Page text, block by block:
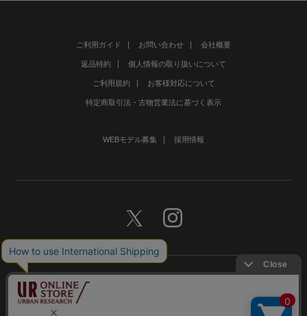
ご利用ガイド お問い合わせ 会社概要
返品特約 個人情報の取り扱いについて
ご利用規約 お客様対応について
特定商取引法・古物営業法に基づく表示
WEBモデル募集 採用情報